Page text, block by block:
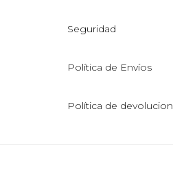
Seguridad
Política de Envíos
Política de